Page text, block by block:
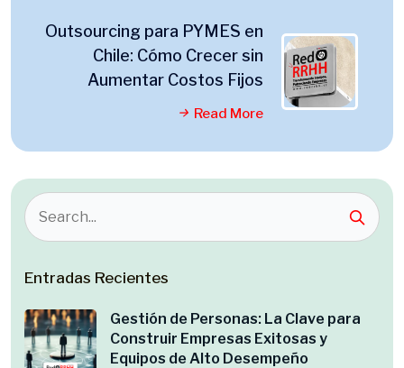
Outsourcing para PYMES en
Chile: Cómo Crecer sin
Aumentar Costos Fijos
Read More
Entradas Recientes
Gestión de Personas: La Clave para
Construir Empresas Exitosas y
Equipos de Alto Desempeño